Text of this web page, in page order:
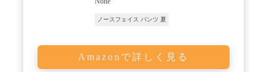
ノースフェイス パンツ 夏
Amazonで詳しく見る